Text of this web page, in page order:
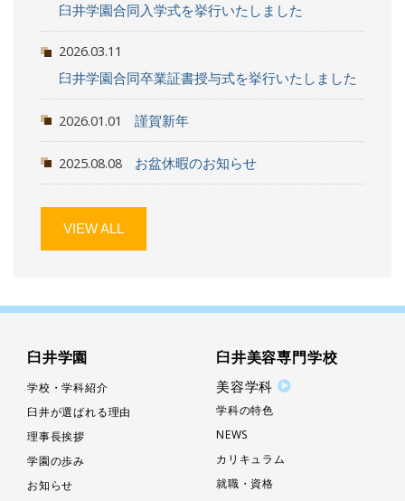
臼井学園合同入学式を挙行いたしました
2026.03.11
臼井学園合同卒業証書授与式を挙行いたしました
2026.01.01 謹賀新年
2025.08.08 お盆休暇のお知らせ
VIEW ALL
臼井学園
学校・学科紹介
臼井が選ばれる理由
理事長挨拶
学園の歩み
お知らせ
臼井美容専門学校
美容学科
学科の特色
NEWS
カリキュラム
就職・資格